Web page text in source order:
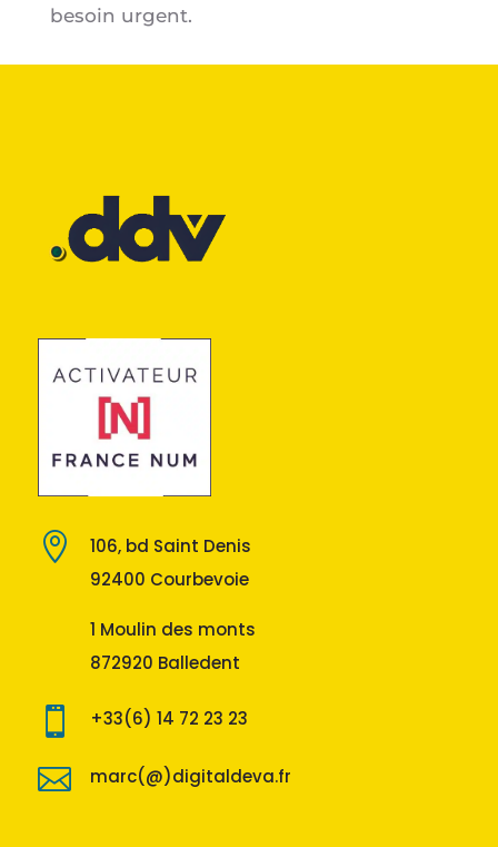
besoin urgent.

106, bd Saint Denis
92400 Courbevoie
1 Moulin des monts
872920 Balledent
 +33(6) 14 72 23 23
 marc(@)digitaldeva.fr